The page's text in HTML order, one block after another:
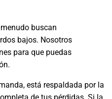
buscan
bajos. Nosotros
para que puedas
está respaldada por la